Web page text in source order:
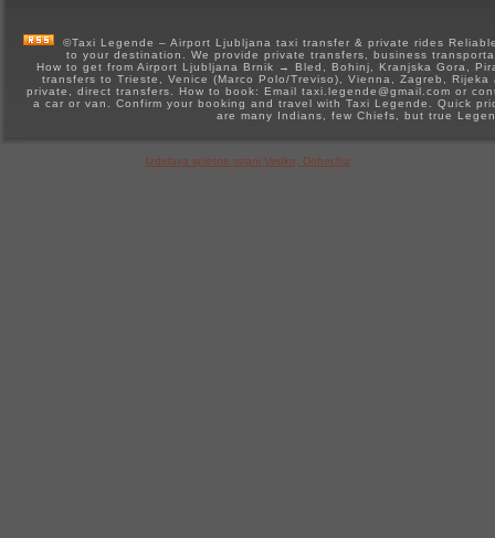
©Taxi Legende – Airport Ljubljana taxi transfer & private rides
to your destination. We provide private transfers, business
How to get from Airport Ljubljana Brnik → Bled, Bohinj, Kranjska Gora,
transfers to Trieste, Venice (Marco Polo/Treviso), Vienna, Zagreb,
private, direct transfers. How to book: Email taxi.legende@gmail.com or
a car or van. Confirm your booking and travel with Taxi Legende. Quick
are many Indians, few Chiefs, but true
Izdelava spletne strani Vedko, Dober.biz